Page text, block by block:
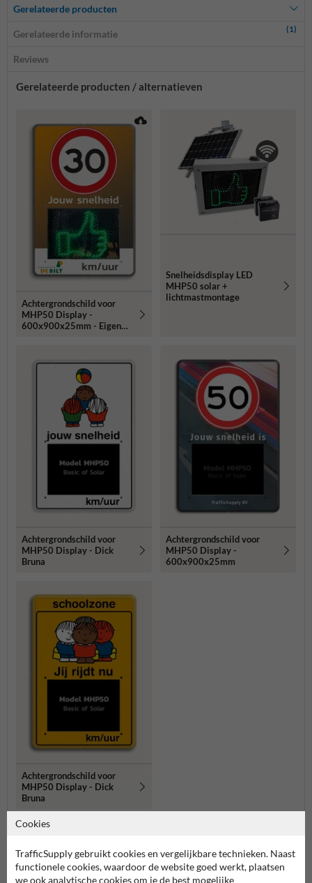
Gerelateerde producten
Gerelateerde informatie (1)
Reviews
Gerelateerde producten / alternatieven
Achtergrondschild voor
MHP50 Display -
600x900x25mm - Eigen
Snelheidsdisplay LED
MHP50 solar +
lichtmastmontage
Achtergrondschild voor
MHP50 Display - Dick
Bruna
Achtergrondschild voor
MHP50 Display -
600x900x25mm
Achtergrondschild voor
MHP50 Display - Dick
Bruna
Productcategorieën in deze groep
Cookies
TrafficSupply gebruikt cookies en vergelijkbare technieken. Naast
functionele cookies, waardoor de website goed werkt, plaatsen
we ook analytische cookies om je de best mogelijke